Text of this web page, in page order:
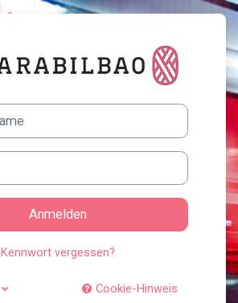
Anmelden bei
Anmelden
Kennwort vergessen?
Cookie-Hinweis